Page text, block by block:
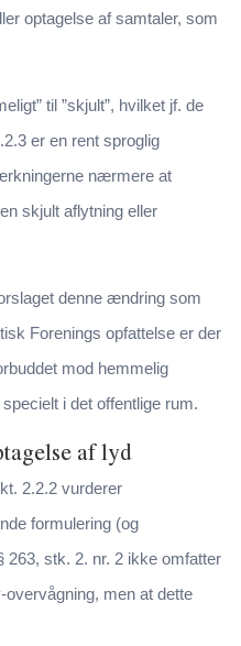
optagelse af samtaler, som
til ”skjult”, hvilket jf. de
er en rent sproglig
nærmere at
skjult aflytning eller
denne ændring som
Forenings opfattelse er der
mod hemmelig
i det offentlige rum.
af lyd
2.2.2 vurderer
formulering (og
stk. 2. nr. 2 ikke omfatter
men at dette